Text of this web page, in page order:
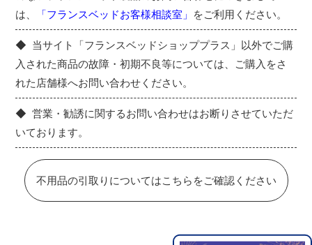
は、
「フランスベッドお客様相談室」 をご利用ください。
当サイト「フランスベッドショッププラス」以外でご購
入された商品の故障・初期不良等については、ご購入をさ
れた店舗様へお問い合わせください。
営業・勧誘に関するお問い合わせはお断りさせていただ
いております。
不用品の引取りについてはこちらをご確認ください